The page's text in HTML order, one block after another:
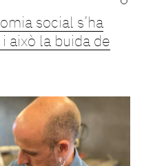
social s’ha
això la buida de